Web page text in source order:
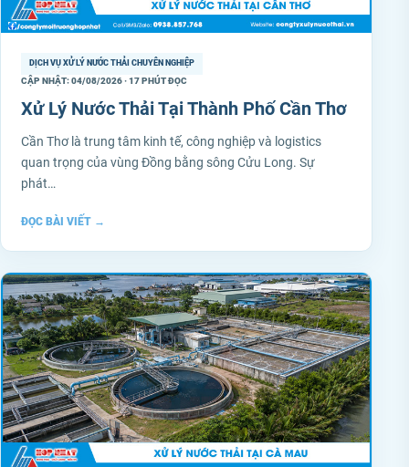
DỊCH VỤ XỬ LÝ NƯỚC THẢI CHUYÊN NGHIỆP
CẬP NHẬT: 04/08/2026 · 17 PHÚT ĐỌC
Xử Lý Nước Thải Tại Thành Phố Cần Thơ
Cần Thơ là trung tâm kinh tế, công nghiệp và logistics
quan trọng của vùng Đồng bằng sông Cửu Long. Sự
phát…
ĐỌC BÀI VIẾT →